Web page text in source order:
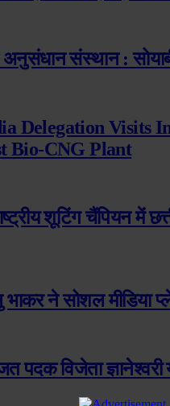
अनुसंधान संस्थान :
Delegation Visits
Bio-CNG Plant
शूटिंग चैंपियन में
भाकर ने सोशल मीडिया
पदक विजेता